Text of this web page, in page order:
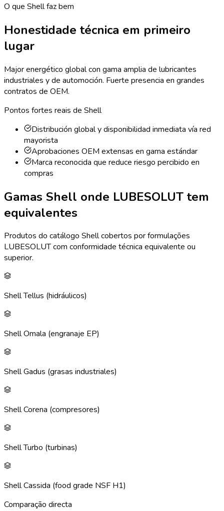
O que Shell faz bem
Honestidade técnica em primeiro
lugar
Major energético global con gama amplia de lubricantes
industriales y de automoción. Fuerte presencia en grandes
contratos de OEM.
Pontos fortes reais de Shell
Distribución global y disponibilidad inmediata vía red
mayorista
Aprobaciones OEM extensas en gama estándar
Marca reconocida que reduce riesgo percibido en
compras
Gamas Shell onde LUBESOLUT tem
equivalentes
Produtos do catálogo Shell cobertos por formulações
LUBESOLUT com conformidade técnica equivalente ou
superior.
Shell Tellus (hidráulicos)
Shell Omala (engranaje EP)
Shell Gadus (grasas industriales)
Shell Corena (compresores)
Shell Turbo (turbinas)
Shell Cassida (food grade NSF H1)
Comparação directa